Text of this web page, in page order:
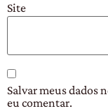
Site
Salvar meus dados
eu comentar.